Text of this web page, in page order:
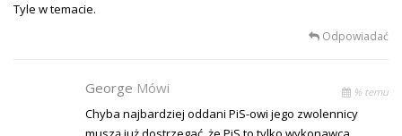
Tyle w temacie.
Odpowiadać
George Mówi % temu
Chyba najbardziej oddani PiS-owi jego zwolennicy